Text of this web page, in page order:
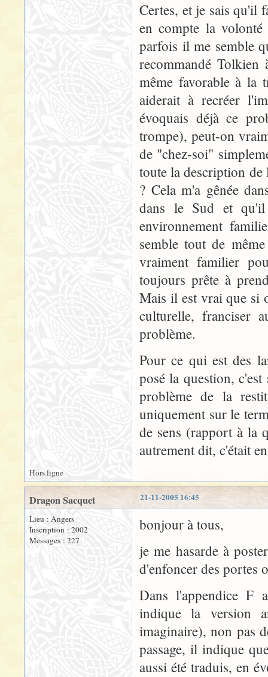
Certes, et je sais qu'il
en compte la
parfois il me semble
recommandé
même favorable à la
aiderait à recréer
évoquais déjà ce
trompe), peut-on
de "chez-soi"
toute la description de
? Cela m'a gênée
dans le Sud et
environnement
semble tout de
vraiment familier
toujours prête à
Mais il est vrai que si
culturelle, franciser
problème.
Pour ce qui est des
posé la question,
problème de la
uniquement sur le
de sens (rapport à la
autrement dit, c'était
Hors ligne
21-11-2005 16:45
Dragon Sacquet
Lieu : Angers
Inscription : 2002
Messages : 227
bonjour à tous,
je me hasarde à
d'enfoncer des portes
Dans l'appendice F
indique la version
imaginaire), non pas
passage, il indique
aussi été traduis, en